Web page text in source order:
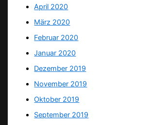
April 2020
März 2020
Februar 2020
Januar 2020
Dezember 2019
November 2019
Oktober 2019
September 2019